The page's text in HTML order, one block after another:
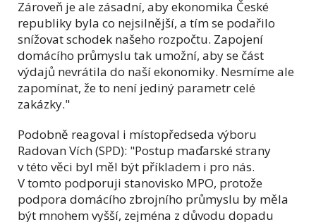
Zároveň je ale zásadní, aby ekonomika České
republiky byla co nejsilnější, a tím se podařilo
snížovat schodek našeho rozpočtu. Zapojení
domácího průmyslu tak umožní, aby se část
výdajů nevrátila do naší ekonomiky. Nesmíme ale
zapomínat, že to není jediný parametr celé
zakázky."
Podobně reagoval i místopředseda výboru
Radovan Vích (SPD): "Postup maďarské strany
v této věci byl měl být příkladem i pro nás.
V tomto podporuji stanovisko MPO, protože
podpora domácího zbrojního průmyslu by měla
být mnohem vyšší, zejména z důvodu dopadu